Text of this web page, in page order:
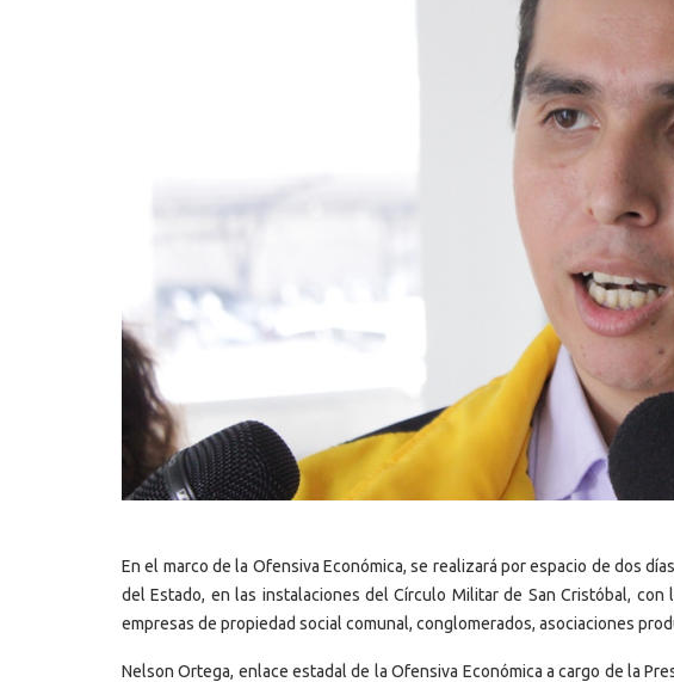
En el marco de la Ofensiva Económica, se realizará por espacio de dos
del Estado, en las instalaciones del Círculo Militar de San Cristóbal, con
empresas de propiedad social comunal, conglomerados, asociaciones
Nelson Ortega, enlace estadal de la Ofensiva Económica a cargo de la